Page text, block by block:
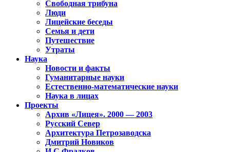
Свободная трибуна
Люди
Лицейские беседы
Семья и дети
Путешествие
Утраты
Наука
Новости и факты
Гуманитарные науки
Естественно-математические науки
Наука в лицах
Проекты
Архив «Лицея». 2000 — 2003
Русский Север
Архитектура Петрозаводска
Дмитрий Новиков